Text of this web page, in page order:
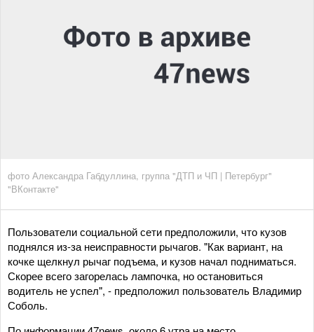
фото Александра Габдуллина, группа "ДТП и ЧП | Петербург"
"ВКонтакте"
Пользователи социальной сети предположили, что кузов
поднялся из-за неисправности рычагов. "Как вариант, на
кочке щелкнул рычаг подъема, и кузов начал подниматься.
Скорее всего загорелась лампочка, но остановиться
водитель не успел", - предположил пользователь Владимир
Соболь.